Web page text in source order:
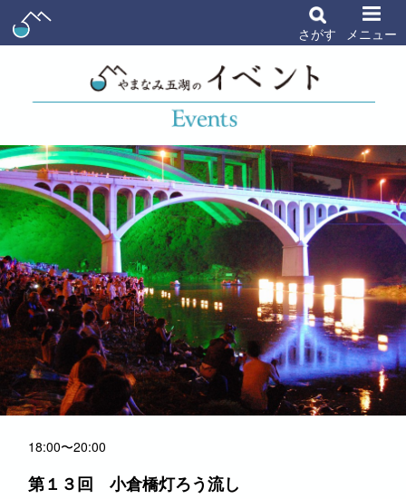
さがす メニュー
18:00〜20:00
第１３回 小倉橋灯ろう流し